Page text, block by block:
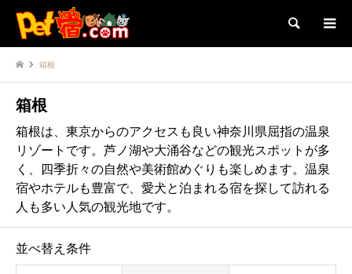
検索
箱根
箱根
箱根は、東京からのアクセスも良い神奈川県屈指の温泉
リゾートです。芦ノ湖や大涌谷などの観光スポットが多
く、四季折々の自然や美術館めぐりも楽しめます。温泉
宿やホテルも豊富で、愛犬と泊まれる宿を探して訪れる
人も多い人気の観光地です。
並べ替え条件